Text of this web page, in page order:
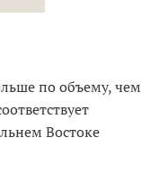
по объему, чем
Востоке